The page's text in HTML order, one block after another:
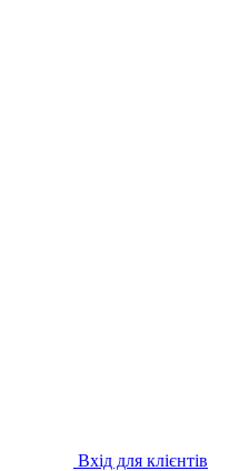
Вхід для клієнтів